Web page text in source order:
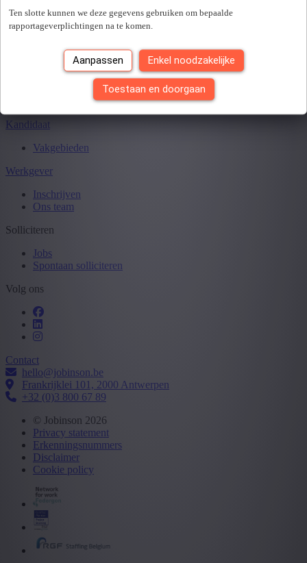
Ten slotte kunnen we deze gegevens gebruiken om bepaalde
rapportageverplichtingen na te komen.
Aanpassen Enkel noodzakelijke
Toestaan en doorgaan
Je hebt0van0jobs gezien.
Kandidaat
Vakgebieden
Werkgever
Inschrijven
Ons team
Solliciteren
Jobs
Spontaan solliciteren
Volg ons
Contact
hello@jobinson.be
Frankrijklei 101, 2000 Antwerpen
+32 (0)3 800 67 89
© Jobinson 2026
Privacy statement
Erkenningsnummers
Disclaimer
Cookie policy